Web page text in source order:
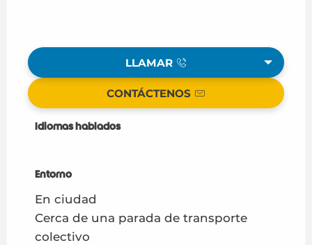
LLAMAR
CONTÁCTENOS
Idiomas hablados
Idiomas hablados
Entorno
Entorno
En ciudad
Cerca de una parada de transporte
colectivo